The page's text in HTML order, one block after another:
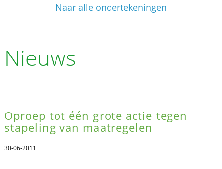
Naar alle ondertekeningen
Nieuws
Oproep tot één grote actie tegen
stapeling van maatregelen
30-06-2011